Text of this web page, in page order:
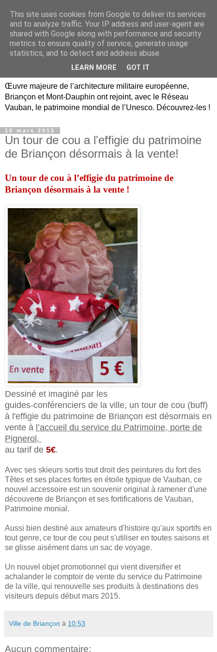
Briançon, Mont-Dauphin,
Vauban Unesco Hautes-
Œuvre majeure de l’architecture militaire européenne,
Briançon et Mont-Dauphin ont rejoint, avec le Réseau
Vauban, le patrimoine mondial de l’Unesco. Découvrez-les !
10 mars 2015
Un tour de cou a l'effigie du patrimoine
de Briançon désormais à la vente!
Un tour de cou à l’effigie du patrimoine de
Briançon désormais à la vente !
Dessiné et imaginé par les
guides-conférenciers de la ville, un tour de cou (buff)
à l'effigie du patrimoine de Briançon est désormais en
vente à l’accueil du service du Patrimoine, porte de
Pignerol,
au tarif de 5€.
Avec ses skieurs sortis tout droit des peintures du fort des
Têtes et ses places fortes en étoile typique de Vauban, ce
nouvel accessoire est un souvenir original à ramener d'une
découverte de Briançon et ses fortifications de Vauban,
Patrimoine monial.
Aussi bien destiné aux amateurs d'histoire qu'aux sportifs en
tout genre, ce tour de cou peut s'utiliser en toutes saisons et
se glisse aisément dans un sac de voyage.
Un nouvel objet promotionnel qui vient diversifier et
achalander le comptoir de vente du service du Patrimoine
de la ville, qui renouvelle ses produits à destinations des
visiteurs depuis début mars 2015.
Ville de Briançon à 10:53
Aucun commentaire:
This site uses cookies from Google to deliver its services
and to analyze traffic. Your IP address and user-agent are
shared with Google along with performance and security
metrics to ensure quality of service, generate usage
statistics, and to detect and address abuse.
LEARN MORE GOT IT